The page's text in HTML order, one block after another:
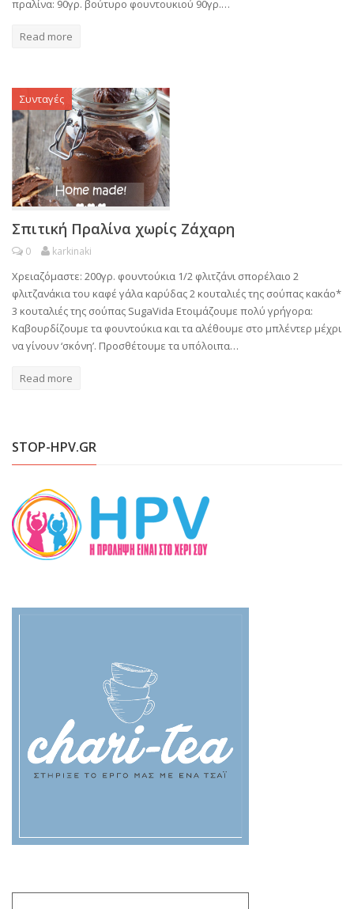
πραλίνα: 90γρ. βούτυρο φουντουκιού 90γρ.…
Read more
Συνταγές
Σπιτική Πραλίνα χωρίς Ζάχαρη
0 karkinaki
Χρειαζόμαστε: 200γρ. φουντούκια 1/2 φλιτζάνι σπορέλαιο 2
φλιτζανάκια του καφέ γάλα καρύδας 2 κουταλιές της σούπας κακάο*
3 κουταλιές της σούπας SugaVida Ετοιμάζουμε πολύ γρήγορα:
Καβουρδίζουμε τα φουντούκια και τα αλέθουμε στο μπλέντερ μέχρι
να γίνουν ‘σκόνη’. Προσθέτουμε τα υπόλοιπα…
Read more
STOP-HPV.GR